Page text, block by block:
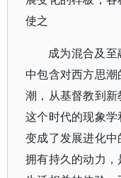
使之
成为混合及
中包含对西方思
潮，从基督教到
这个时代的现象学
变成了发展进化
拥有持久的动力